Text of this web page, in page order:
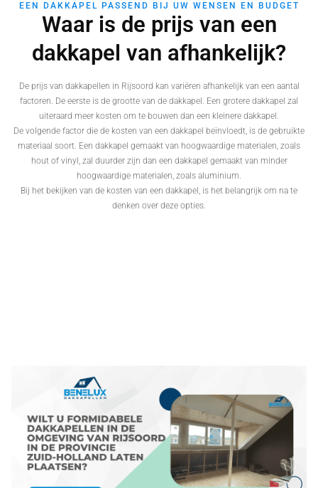
EEN DAKKAPEL PASSEND BIJ UW WENSEN EN BUDGET
Waar is de prijs van een
dakkapel van afhankelijk?
De prijs van dakkapellen in Rijsoord kan variëren afhankelijk van een aantal
factoren. De eerste is de grootte van de dakkapel. Een grotere dakkapel zal
uiteraard meer kosten om te bouwen dan een kleinere dakkapel.
De volgende factor die de kosten van een dakkapel beïnvloedt, is de gebruikte
materiaal soort. Een dakkapel gemaakt van hoogwaardige materialen, zoals
hout of vinyl, zal duurder zijn dan een dakkapel gemaakt van minder
hoogwaardige materialen, zoals aluminium.
Bij het bekijken van de kosten van een dakkapel, is het belangrijk om na te
denken over deze opties.